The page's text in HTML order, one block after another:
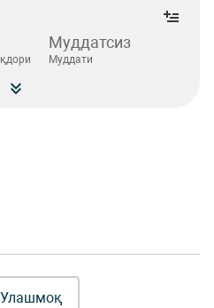
Муддатсиз
Муддати
Улашмоқ